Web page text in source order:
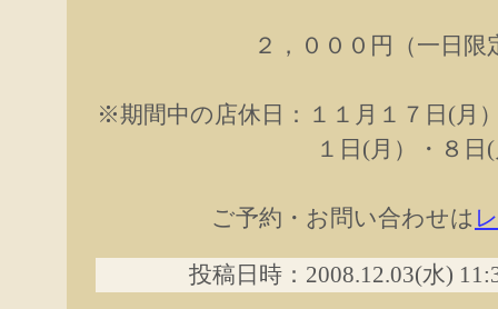
２，０００円（一日限
※期間中の店休日：１１月１７日(月
１日(月）・８日
ご予約・お問い合わせは
投稿日時：2008.12.03(水)